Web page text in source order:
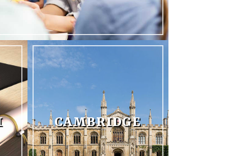
CAMBRIDGE